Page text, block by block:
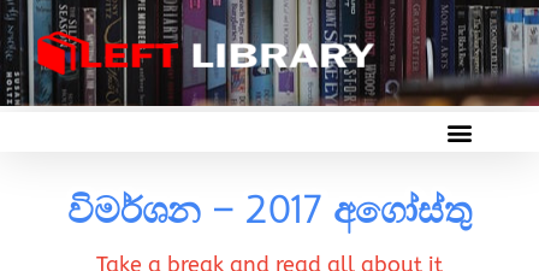
විමර්ශන – 2017 අගෝස්තු
Take a break and read all about it